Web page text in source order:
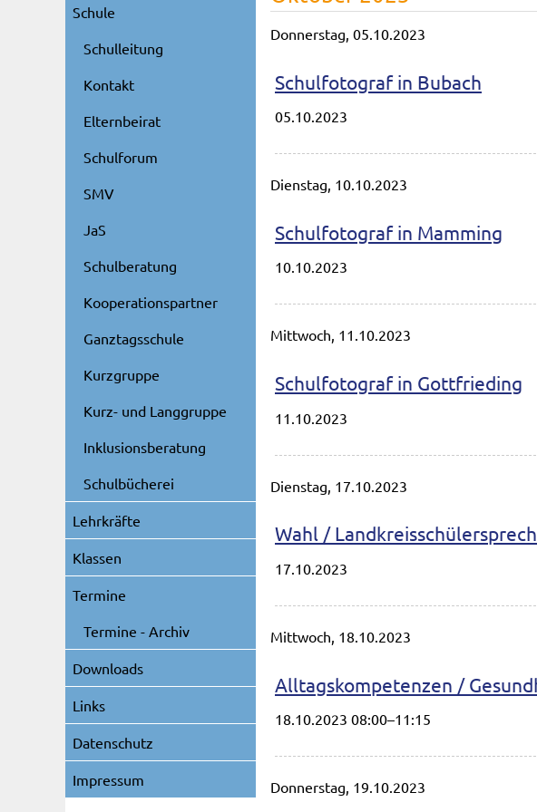
Donnerstag, 05.10.2023
Schulfotograf in Bubach
05.10.2023
Dienstag, 10.10.2023
Schulfotograf in Mamming
10.10.2023
Mittwoch, 11.10.2023
Schulfotograf in Gottfrieding
11.10.2023
Dienstag, 17.10.2023
Wahl /
17.10.2023
Mittwoch, 18.10.2023
Alltagskompetenzen /
18.10.2023 08:00–11:15
Donnerstag, 19.10.2023
Schule
Schulleitung
Kontakt
Elternbeirat
Schulforum
SMV
JaS
Schulberatung
Kooperationspartner
Ganztagsschule
Kurzgruppe
Kurz- und Langgruppe
Inklusionsberatung
Schulbücherei
Lehrkräfte
Klassen
Termine
Termine - Archiv
Downloads
Links
Datenschutz
Impressum